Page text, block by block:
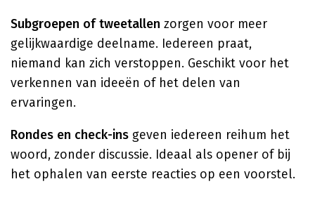
Subgroepen of tweetallen zorgen voor meer
gelijkwaardige deelname. Iedereen praat,
niemand kan zich verstoppen. Geschikt voor het
verkennen van ideeën of het delen van
ervaringen.
Rondes en check-ins geven iedereen reihum het
woord, zonder discussie. Ideaal als opener of bij
het ophalen van eerste reacties op een voorstel.